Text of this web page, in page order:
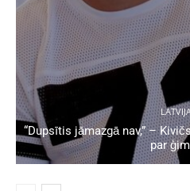
“Dupsītis jāmazgā nav,” –
par